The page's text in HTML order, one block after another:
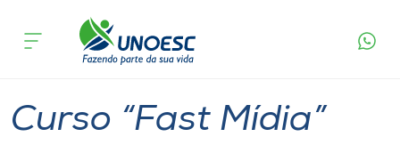
Cursos
acontece
Curso “Fast Mídia”